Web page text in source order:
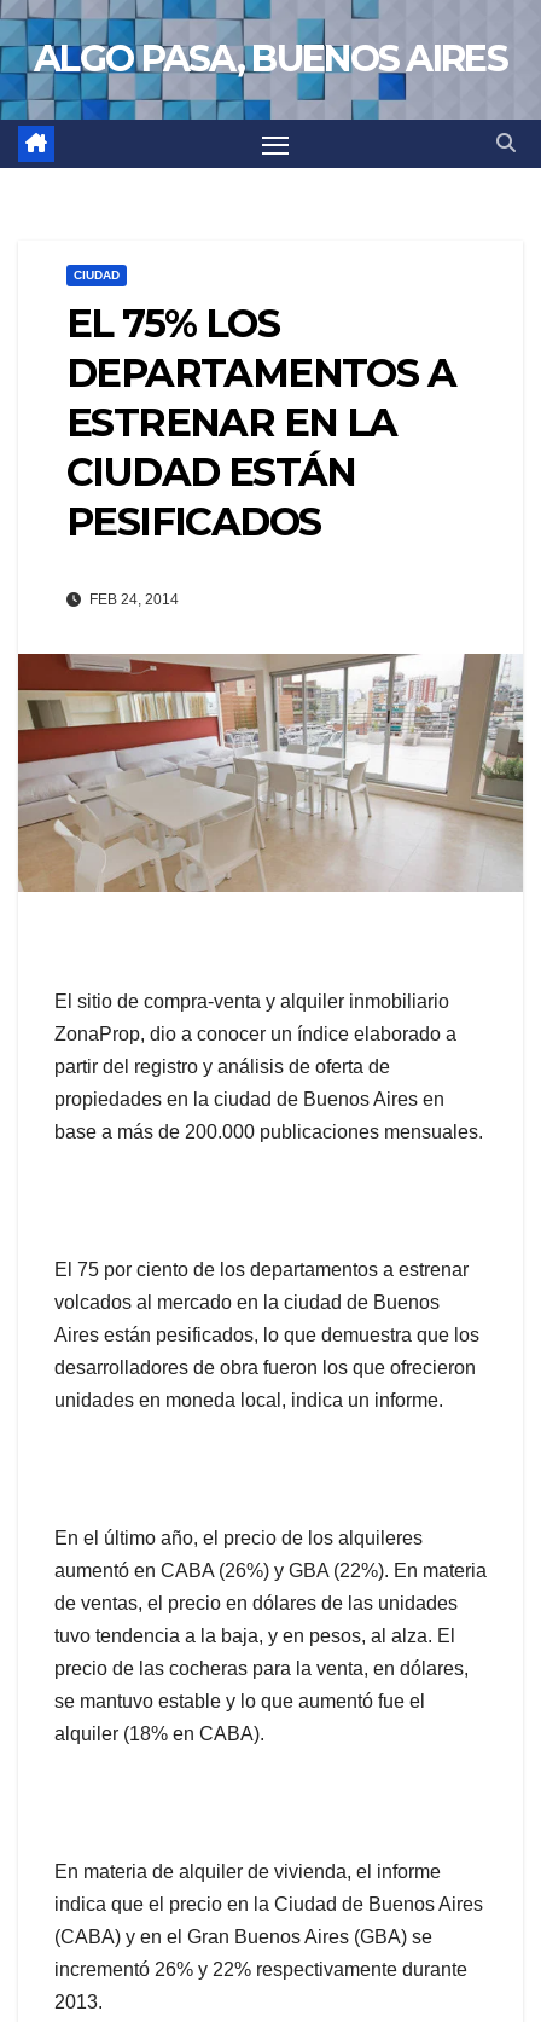
Saltar
al
contenido
ALGO PASA, BUENOS AIRES
CIUDAD
EL 75% LOS
DEPARTAMENTOS A
ESTRENAR EN LA
CIUDAD ESTÁN
PESIFICADOS
FEB 24, 2014
El sitio de compra-venta y alquiler inmobiliario
ZonaProp, dio a conocer un índice elaborado a
partir del registro y análisis de oferta de
propiedades en la ciudad de Buenos Aires en
base a más de 200.000 publicaciones mensuales.
El 75 por ciento de los departamentos a estrenar
volcados al mercado en la ciudad de Buenos
Aires están pesificados, lo que demuestra que los
desarrolladores de obra fueron los que ofrecieron
unidades en moneda local, indica un informe.
En el último año, el precio de los alquileres
aumentó en CABA (26%) y GBA (22%). En materia
de ventas, el precio en dólares de las unidades
tuvo tendencia a la baja, y en pesos, al alza. El
precio de las cocheras para la venta, en dólares,
se mantuvo estable y lo que aumentó fue el
alquiler (18% en CABA).
En materia de alquiler de vivienda, el informe
indica que el precio en la Ciudad de Buenos Aires
(CABA) y en el Gran Buenos Aires (GBA) se
incrementó 26% y 22% respectivamente durante
2013.